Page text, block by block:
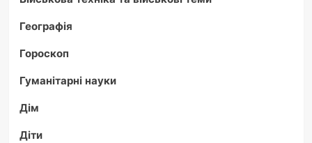
Географія
Гороскоп
Гуманітарні науки
Дім
Діти